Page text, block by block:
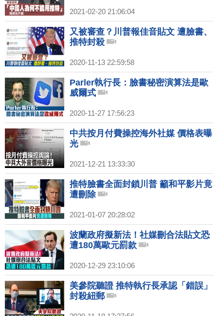
2021-02-20 21:06:04
又被審查？川普報佳音貼文 遭臉書、
推特封殺
2020-11-13 22:59:58
Parler執行長：臉書秘密演算法是歐
威爾式
2020-11-27 17:56:23
中共按月付費操控海外社媒 價格表曝
光
2021-12-21 13:33:30
推特臉書全面封鎖川普 籲和平影片竟
遭刪除
2021-01-07 20:28:02
波蘭政府擬新法！社媒刪合法貼文恐
遭180萬歐元罰款
2020-12-29 23:10:06
美參院聽證 推特執行長承認「錯誤」
封殺紐郵